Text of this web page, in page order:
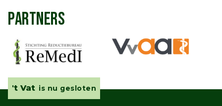
PARTNERS
't Vat is nu gesloten